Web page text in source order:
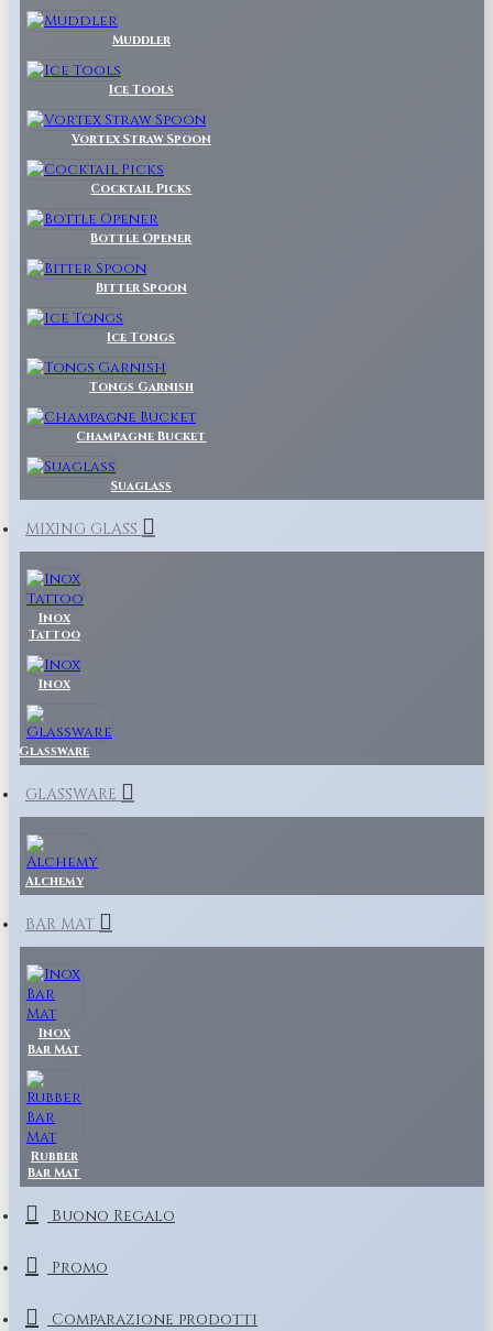
Muddler
Ice Tools
Vortex Straw Spoon
Cocktail Picks
Bottle Opener
Bitter Spoon
Ice Tongs
Tongs Garnish
Champagne Bucket
Suaglass
MIXING GLASS
Inox
Tattoo
Inox
Glassware
GLASSWARE
Alchemy
BAR MAT
Inox
Bar Mat
Rubber
Bar Mat
Buono Regalo
Promo
Comparazione prodotti